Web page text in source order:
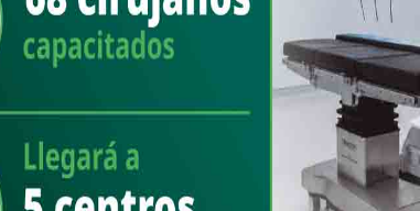
Prieta es sede del evento
de box de la Liga SNEBA
Prieta, Sonora; 26 de junio de 2026.– Con la participación
pugilistas provenientes de distintos municipios de Sonora,
inicio en Agua Priet [...] Read More